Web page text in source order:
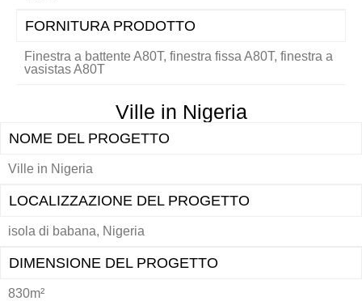
FORNITURA PRODOTTO
Finestra a battente A80T, finestra fissa A80T, finestra a
vasistas A80T
Ville in Nigeria
NOME DEL PROGETTO
Ville in Nigeria
LOCALIZZAZIONE DEL PROGETTO
isola di babana, Nigeria
DIMENSIONE DEL PROGETTO
830m²